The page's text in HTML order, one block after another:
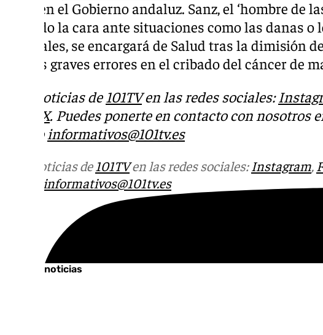
el PP en el Gobierno andaluz. Sanz, el ‘hombre de
ha dado la cara ante situaciones como las danas
forestales, se encargará de Salud tras la dimisión
por los graves errores en el cribado del cáncer de
Más noticias de 101TVen las redes sociales:
X. Puedes ponerte en contacto con nosotros
correo informativos@101tv.es
Más noticias de101TVen las redes sociales:Instagram,
informativos@101tv.es
Últimas noticias